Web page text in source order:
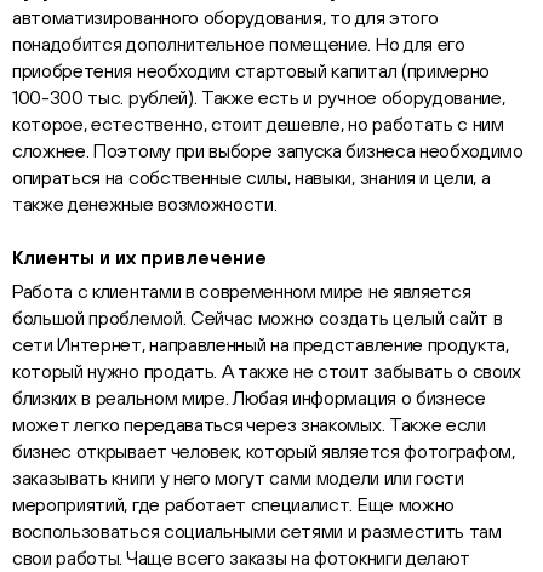
автоматизированного оборудования, то для этого
понадобится дополнительное помещение. Но для его
приобретения необходим стартовый капитал (примерно
100-300 тыс. рублей). Также есть и ручное оборудование,
которое, естественно, стоит дешевле, но работать с ним
сложнее. Поэтому при выборе запуска бизнеса необходимо
опираться на собственные силы, навыки, знания и цели, а
также денежные возможности.
Клиенты и их привлечение
Работа с клиентами в современном мире не является
большой проблемой. Сейчас можно создать целый сайт в
сети Интернет, направленный на представление продукта,
который нужно продать. А также не стоит забывать о своих
близких в реальном мире. Любая информация о бизнесе
может легко передаваться через знакомых. Также если
бизнес открывает человек, который является фотографом,
заказывать книги у него могут сами модели или гости
мероприятий, где работает специалист. Еще можно
воспользоваться социальными сетями и разместить там
свои работы. Чаще всего заказы на фотокниги делают